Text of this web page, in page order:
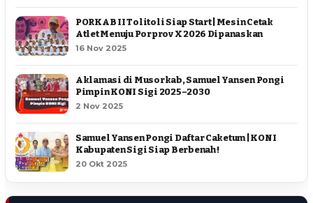
PORKAB II Tolitoli Siap Start | Mesin Cetak
Atlet Menuju Porprov X 2026 Dipanaskan
16 Nov 2025
Aklamasi di Musorkab, Samuel Yansen Pongi
Pimpin KONI Sigi 2025–2030
2 Nov 2025
Samuel Yansen Pongi Daftar Caketum | KONI
Kabupaten Sigi Siap Berbenah !
20 Okt 2025